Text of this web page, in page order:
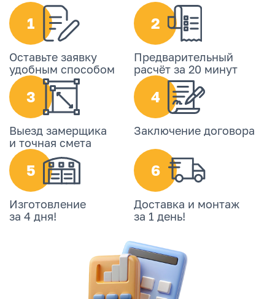
1
Оставьте заявку
удобным способом
2
Предварительный
расчёт за 20 минут
3
Выезд замерщика
и точная смета
4
Заключение договора
5
Изготовление
за 4 дня!
6
Доставка и монтаж
за 1 день!